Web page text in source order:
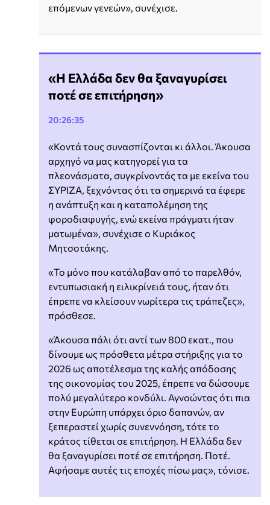
επόμενων γενεών», συνέχισε.
«Η Ελλάδα δεν θα ξαναγυρίσει
ποτέ σε επιτήρηση»
20:26:35
«Κοντά τους συνασπίζονται κι άλλοι. Άκουσα
αρχηγό να μας κατηγορεί για τα
πλεονάσματα, συγκρίνοντάς τα με εκείνα του
ΣΥΡΙΖΑ, ξεχνόντας ότι τα σημερινά τα έφερε
η ανάπτυξη και η καταπολέμηση της
φοροδιαφυγής, ενώ εκείνα πράγματι ήταν
ματωμένα», συνέχισε ο Κυριάκος
Μητσοτάκης.
«Το μόνο που κατάλαβαν από το παρελθόν,
εντυπωσιακή η ειλικρίνειά τους, ήταν ότι
έπρεπε να κλείσουν νωρίτερα τις τράπεζες»,
πρόσθεσε.
«Άκουσα πάλι ότι αντί των 800 εκατ., που
δίνουμε ως πρόσθετα μέτρα στήριξης για το
2026 ως αποτέλεσμα της καλής απόδοσης
της οικονομίας του 2025, έπρεπε να δώσουμε
πολύ μεγαλύτερο κονδύλι. Αγνοώντας ότι πια
στην Ευρώπη υπάρχει όριο δαπανών, αν
ξεπεραστεί χωρίς συνεννόηση, τότε το
κράτος τίθεται σε επιτήρηση. Η Ελλάδα δεν
θα ξαναγυρίσει ποτέ σε επιτήρηση. Ποτέ.
Αφήσαμε αυτές τις εποχές πίσω μας», τόνισε.